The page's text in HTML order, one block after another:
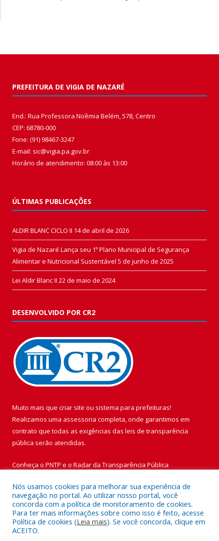
PREFEITURA DE VIGIA DE NAZARÉ
End.: Rua Professora Noêmia Belém, 578, Centro
CEP: 68780-000
Fone: (91) 98467-3247
E-mail: sic@vigia.pa.gov.br
Horário de atendimento: 08:00 às 13:00
ÚLTIMAS PUBLICAÇÕES
ALDIR BLANC CICLO II 14 de abril de 2026
Vigia de Nazaré Lança seu 1º Plano Municipal de Segurança
Alimentar e Nutricional Sustentável 5 de junho de 2025
Lei Aldir Blanc II 22 de maio de 2024
DESENVOLVIDO POR CR2
Muito mais que criar site ou sistema para prefeituras!
Realizamos uma assessoria completa, onde garantimos em
contrato que todas as exigências das leis de transparência
pública serão atendidas.
Conheça o PNTP e o Radar da Transparência Pública
Todos os direitos reservados a Prefeitura Municipal de Vigia de
Nazaré.
Nós usamos cookies para melhorar sua experiência de
navegação no portal. Ao utilizar nosso portal, você
concorda com a política de monitoramento de cookies.
Para ter mais informações sobre como isso é feito, acesse
Política de cookies (Leia mais). Se você concorda, clique em
ACEITO.